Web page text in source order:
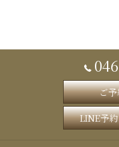
ご
LINE予